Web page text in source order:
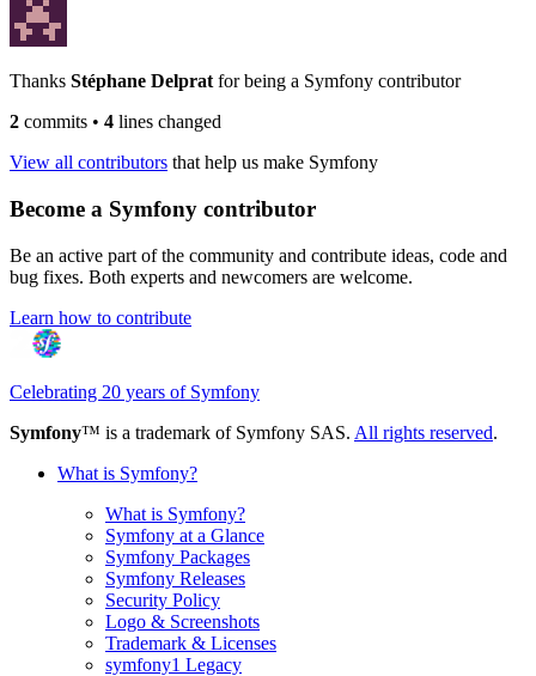
Thanks Stéphane Delprat for being a Symfony contributor
2 commits • 4 lines changed
View all contributors that help us make Symfony
Become a Symfony contributor
Be an active part of the community and contribute ideas, code and
bug fixes. Both experts and newcomers are welcome.
Learn how to contribute
Celebrating 20 years of Symfony
Symfony™ is a trademark of Symfony SAS. All rights reserved.
What is Symfony?
What is Symfony?
Symfony at a Glance
Symfony Packages
Symfony Releases
Security Policy
Logo & Screenshots
Trademark & Licenses
symfony1 Legacy